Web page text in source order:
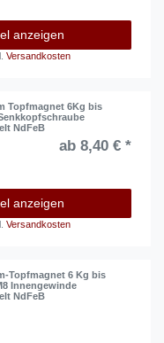
anzeigen
Versandkosten
Topfmagnet 6Kg bis
NdFeB
ab 8,40 € *
anzeigen
Versandkosten
Topfmagnet 6 Kg bis
Innengewinde
NdFeB